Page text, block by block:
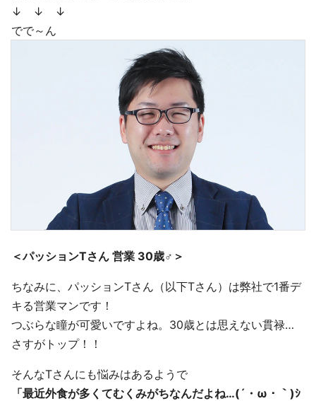
↓ ↓ ↓
でで～ん
＜パッションTさん 営業 30歳♂＞
ちなみに、パッションTさん（以下Tさん）は弊社で1番デ
キる営業マンです！
つぶらな瞳が可愛いですよね。30歳とは思えない貫禄…
さすがトップ！！
そんなTさんにも悩みはあるようで
「最近外食が多くてむくみがちなんだよね…(´・ω・｀)ｼ